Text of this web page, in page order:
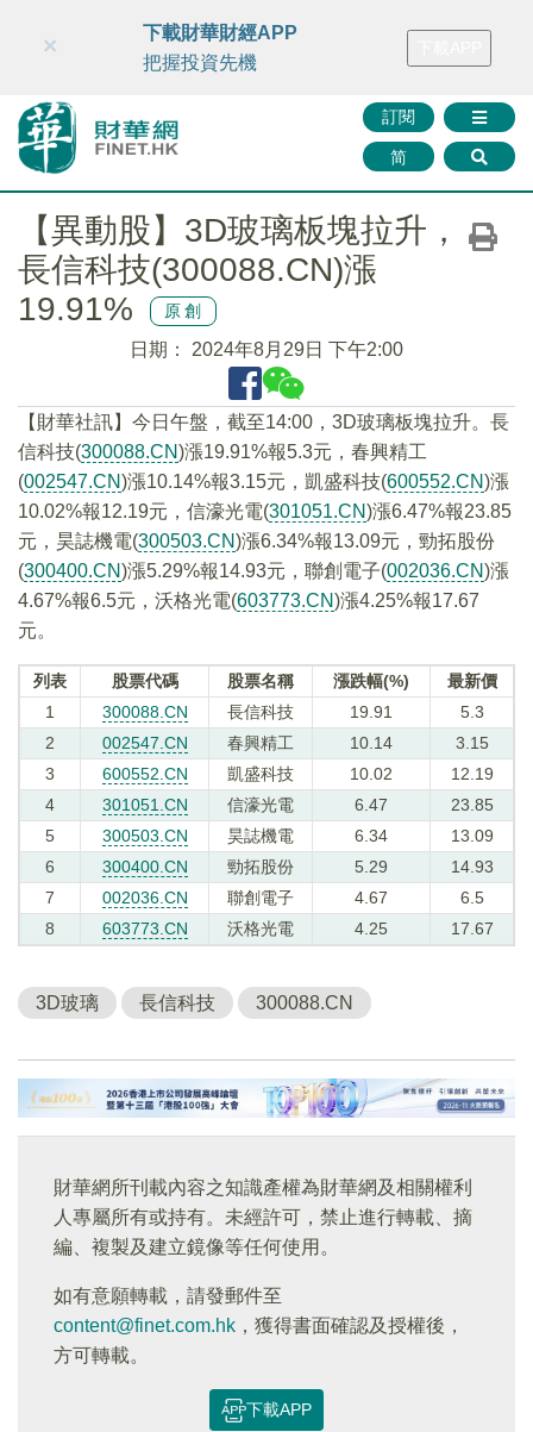
財華智庫網 FINTV FINMETA 財華證券 媒體矩陣
訂閱
简
×
下載財華財經APP
把握投資先機
【異動股】3D玻璃板塊拉升，
長信科技(300088.CN)漲
19.91%
原創
日期： 2024年8月29日 下午2:00
【財華社訊】今日午盤，截至14:00，3D玻璃板塊拉升。長
信科技(300088.CN)漲19.91%報5.3元，春興精工
(002547.CN)漲10.14%報3.15元，凱盛科技(600552.CN)漲
10.02%報12.19元，信濠光電(301051.CN)漲6.47%報23.85
元，昊誌機電(300503.CN)漲6.34%報13.09元，勁拓股份
(300400.CN)漲5.29%報14.93元，聯創電子(002036.CN)漲
4.67%報6.5元，沃格光電(603773.CN)漲4.25%報17.67
元。
列表 股票代碼 股票名稱 漲跌幅(%)
最新價
1
300088.CN 長信科技 19.91
5.3
2
002547.CN 春興精工 10.14
3.15
3
600552.CN 凱盛科技 10.02
12.19
4
301051.CN 信濠光電 6.47
23.85
5
300503.CN 昊誌機電 6.34
13.09
6
300400.CN 勁拓股份 5.29
14.93
7
002036.CN 聯創電子 4.67
6.5
8
603773.CN 沃格光電 4.25 17.67
3D玻璃 長信科技 300088.CN
財華網所刊載內容之知識產權為財華網及相關權利
人專屬所有或持有。未經許可，禁止進行轉載、摘
編、複製及建立鏡像等任何使用。
如有意願轉載，請發郵件至
content@finet.com.hk ，獲得書面確認及授權後，
方可轉載。
下載APP